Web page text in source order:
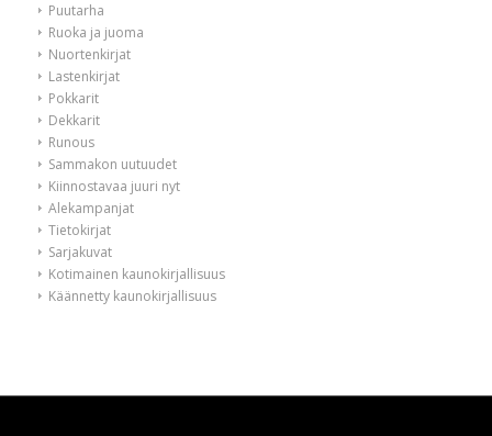
Puutarha
Ruoka ja juoma
Nuortenkirjat
Lastenkirjat
Pokkarit
Dekkarit
Runous
Sammakon uutuudet
Kiinnostavaa juuri nyt
Alekampanjat
Tietokirjat
Sarjakuvat
Kotimainen kaunokirjallisuus
Käännetty kaunokirjallisuus